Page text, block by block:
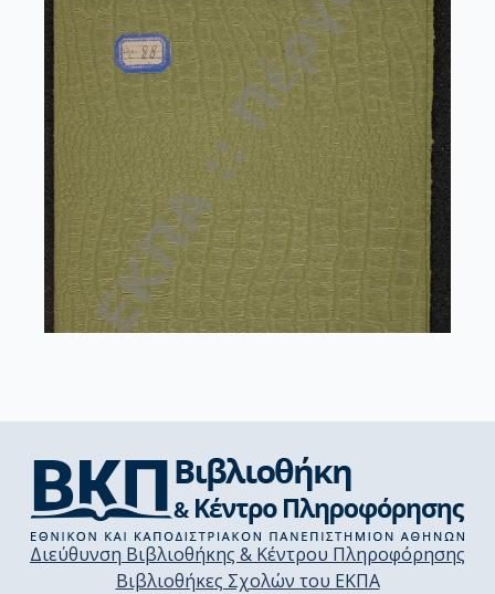
Διεύθυνση Βιβλιοθήκης & Κέντρου Πληροφόρησης
Βιβλιοθήκες Σχολών του ΕΚΠΑ